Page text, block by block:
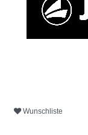
Wunschliste